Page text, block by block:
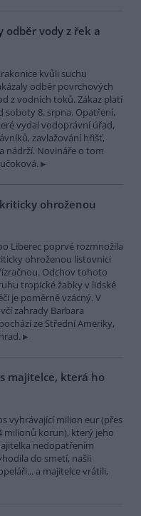
odběr vody z řek a
kvůli suchu
odběr povrchových
z vodních toků. Zákaz platí
soboty 8. srpna. Opatření,
vydal vodoprávní úřad,
zavlažování hřišť,
nádrží. Novináře o tom
ohroženou
Liberec poprvé rozmnožila
ohroženou listovnici
Odchov tohoto
tropické žabky v lidské
je poměrně vzácný. V
zahrady Barbara
ze Střední Ameriky,
majitelce, která ho
vyhrávající milion eur (přes
milionů korun), který jeho
nedopatřením
do smetí, našli
a majitelce vrátili,